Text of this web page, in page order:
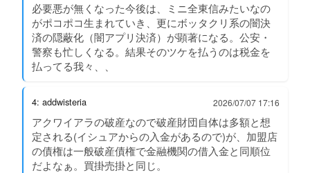
必要悪が無くなった今後は、ミニ全東信みたいなの
がポコポコ生まれていき、更にボッタクリ系の闇決
済の隠蔽化（闇アプリ決済）が顕著になる。公安・
警察も忙しくなる。結果そのツケを払うのは税金を
払ってる我々、、
4: addwisteria 2026/07/07 17:16
アクワイアラの破産なので破産財団自体は多額と想
定される(イシュアからの入金があるので)が、加盟店
の債権は一般破産債権で金融機関の借入金と同順位
だよなぁ。買掛売掛と同じ。